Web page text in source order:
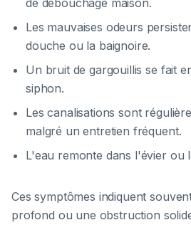
de débouchage maison.
Les mauvaises odeurs
douche ou la baignoire.
Un bruit de gargouillis se fait
siphon.
Les canalisations sont
malgré un entretien fréquent.
L'eau remonte dans l'évier ou
Ces symptômes indiquent
profond ou une obstruction